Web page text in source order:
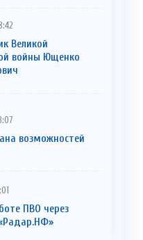
Великой
войны Ющенко
возможностей
ПВО через